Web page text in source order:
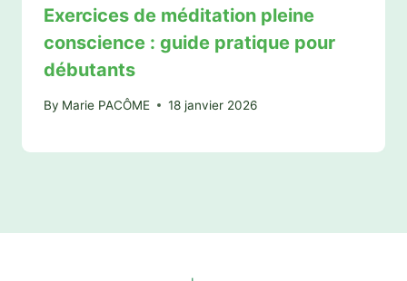
Exercices de méditation pleine
conscience : guide pratique pour
débutants
By Marie PACÔME 18 janvier 2026